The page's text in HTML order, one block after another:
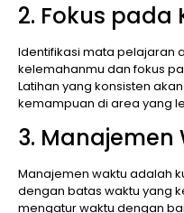
2. Fokus pada
Identifikasi mata pelajaran
kelemahanmu dan fokus
Latihan yang konsisten
kemampuan di area yang
3. Manajemen
Manajemen waktu adalah
dengan batas waktu yang
mengatur waktu dengan